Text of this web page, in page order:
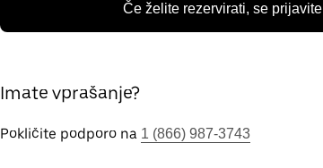
Če želite rezervirati, se prijavite
Imate vprašanje?
Pokličite podporo na 1 (866) 987-3743